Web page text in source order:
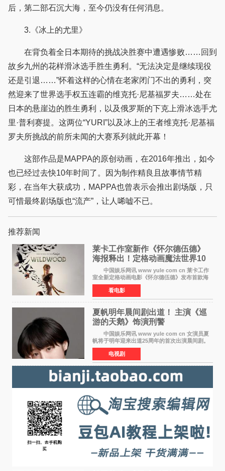
后，第二部石沉大海，至今仍没有任何消息。
3.《冰上的尤里》
在背负着全日本期待的挑战决胜赛中遭遇惨败……回到
故乡九州的花样滑冰选手胜生勇利。“无法决定是继续现役
还是引退……”怀着这样的心情在老家闭门不出的勇利，突
然迎来了世界选手权五连霸的维克托·尼基福罗夫……处在
日本的悬崖边的胜生勇利，以及俄罗斯的下克上滑冰选手尤
里·普利赛提。这两位“YURI”以及冰上的王者维克托·尼基福
罗夫所挑战的前所未闻的大赛系列就此开幕！
这部作品是MAPPA的原创动画，在2016年推出，如今
也已经过去快10年时间了。因为制作精良且故事情节精
彩，在当年大获成功，MAPPA也曾表示会推出剧场版，只
可惜最终剧场版也“流产”，让人唏嘘不已。
推荐新闻
莱卡工作室新作《怀尔德伍德》
海报释出！定格动画魔法世界10
月开启
中国娱乐网讯 www yule com cn 莱卡工作
室全新定格动画电影《怀尔德伍德》发布首款海
报，女孩为找回弟弟走入黑暗、宏大的林中魔法
世界，一场关于勇气与亲情的奇幻冒险即将展
开。 本片由特
看电影
夏帆明年晨间剧出道！ 主演《巡
游的天鹅》饰演刑警
中国娱乐网讯 www yule com cn 女演员夏
帆将于明年迎来出道25周年的首次出演晨间剧。
NHK于8月4日宣布她将出演明年（2027年度）上
半期的晨间剧《巡游的天鹅》，饰演与女主角森
田望智饰演的生
电视剧